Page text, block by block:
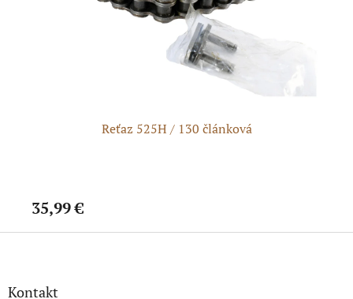
Reťaz 525H / 130 článková
35,99 €
Z
Kontakt